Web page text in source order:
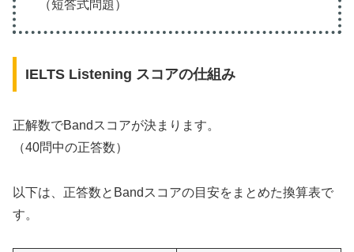
（短答式問題）
IELTS Listening スコアの仕組み
正解数でBandスコアが決まります。
（40問中の正答数）
以下は、正答数とBandスコアの目安をまとめた換算表で
す。